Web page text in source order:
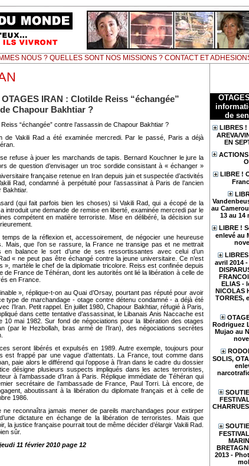
NOUS ? QUELLES SONT NOS MISSIONS ? CONTACT ET
de
LIBRES !
AREVA/
EN
LIBRE !
au
13 au 14
LIBRE !
enlevé au
avril 2014
ELIAS -
NICOLAS
TORRES,
Rodriguez
Mujao au
SOLIS,
2013 -
OTAGES IRAN : Clotilde Reiss “échangée”
Chapour Bakhtiar ?
“échangée” contre l’assassin de Chapour Bakhtiar ?
de Vakili Rad a été examinée mercredi. Par le passé, Paris a déjà
refuse à jouer les marchands de tapis. Bernard Kouchner le jure la
de question d’envisager un troc sordide consistant à « échanger »
française retenue en Iran depuis juin et suspectée d’activités
Rad, condamné à perpétuité pour l’assassinat à Paris de l’ancien
Bakhtiar.
(qui fait parfois bien les choses) si Vakili Rad, qui a écopé de la
introduit une demande de remise en liberté, examinée mercredi par le
compétent en matière terroriste. Mise en délibéré, la décision sur
de la réflexion et, accessoirement, de négocier une heureuse
Mais, que l’on se rassure, la France ne transige pas et ne mettrait
en balance le sort d’une de ses ressortissantes avec celui d’un
« ne peut pas être échangé contre la jeune universitaire. Ce n’est
», martèle le chef de la diplomatie tricolore. Reiss est confinée depuis
de France de Téhéran, dont les autorités ont lié la libération à celle de
en France.
», réplique-t-on au Quai d’Orsay, pourtant pas réputé pour avoir
type de marchandage - otage contre détenu condamné - a déjà été
l’Iran. Petit rappel. En juillet 1980, Chapour Bakhtiar, réfugié à Paris,
dans cette tentative d’assassinat, le Libanais Anis Naccache est
10 mai 1982. Sur fond de négociations pour la libération des otages
(par le Hezbollah, bras armé de l’Iran), des négociations secrètes
seront libérés et expulsés en 1989. Autre exemple, toujours pour
est frappé par une vague d’attentats. La France, tout comme dans
paie alors le différend qui l’oppose à l’Iran dans le cadre du dossier
désigne plusieurs suspects impliqués dans les actes terroristes,
à l’ambassade d’Iran à Paris. Réplique immédiate de Téhéran qui
secrétaire de l’ambassade de France, Paul Torri. Là encore, de
aboutissant à la libération du diplomate français et à celle de
1986.
ne reconnaîtra jamais mener de pareils marchandages pour extirper
dictature en échange de la libération de terroristes. Mais que
la justice française pourrait tout de même décider d’élargir Vakili Rad.
sûr.
11 février 2010 page 12